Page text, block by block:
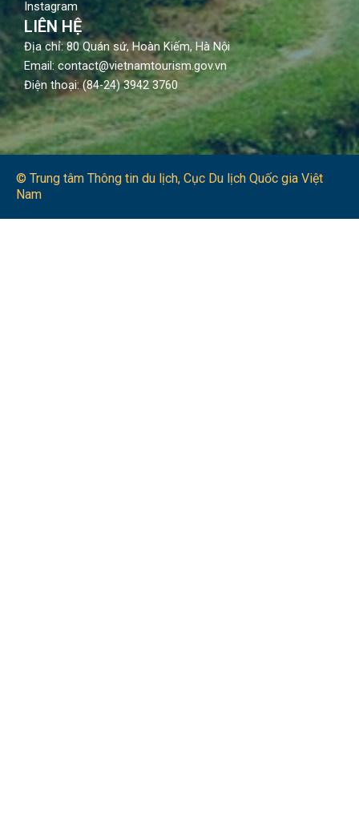
Instagram
LIÊN HỆ
Địa chỉ: 80 Quán sứ, Hoàn Kiếm, Hà Nội
Email: contact@vietnamtourism.gov.vn
Điện thoại: (84-24) 3942 3760
© Trung tâm Thông tin du lịch​, Cục Du lịch Quốc gia Việt
Nam